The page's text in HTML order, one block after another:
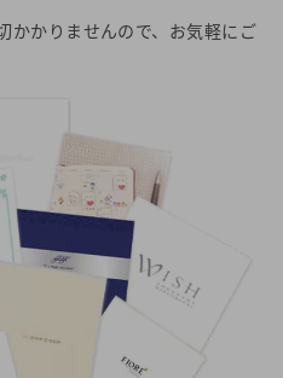
かかりませんので、お気軽にご